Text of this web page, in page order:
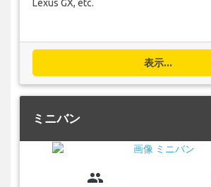
Lexus GX, etc.
表示...
ミニバン
group